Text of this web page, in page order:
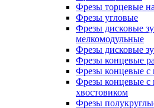
Фрезы торцевые
Фрезы угловые
Фрезы дисковые
мелкомодульные
Фрезы дисковые
Фрезы концевые
Фрезы концевые с
Фрезы концевые с
хвостовиком
Фрезы